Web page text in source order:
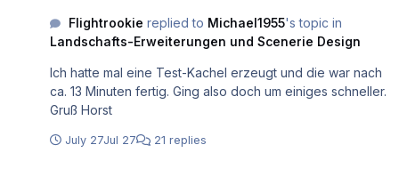
sollte nicht passieren, aber welcher Mensch ist schon
fehlerfrei? Trotz deiner festgestellten Fehler halte ich X-
holprigen Schritten werden die User entscheiden, ob es
ein Erfolg wird oder auch nicht. VG Horst
Flightrookie replied to Michael1955's topic in
Landschafts-Erweiterungen und Scenerie Design
Ich hatte mal eine Test-Kachel erzeugt und die war nach
ca. 13 Minuten fertig. Ging also doch um einiges schneller.
Gruß Horst
July 27Jul 27 21 replies